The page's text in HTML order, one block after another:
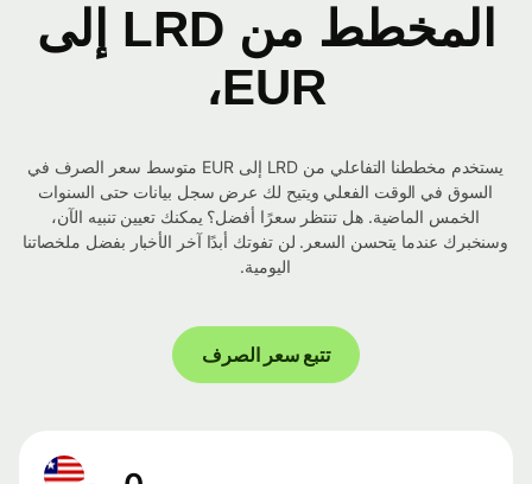
المخطط من LRD إلى
EUR،
يستخدم مخططنا التفاعلي من LRD إلى EUR متوسط ​​سعر الصرف في
السوق في الوقت الفعلي ويتيح لك عرض سجل بيانات حتى السنوات
الخمس الماضية. هل تنتظر سعرًا أفضل؟ يمكنك تعيين تنبيه الآن،
وسنخبرك عندما يتحسن السعر. لن تفوتك أبدًا آخر الأخبار بفضل ملخصاتنا
اليومية.
تتبع سعر الصرف